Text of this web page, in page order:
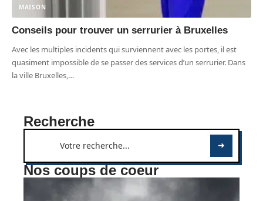
MAISON
Conseils pour trouver un serrurier à Bruxelles
Avec les multiples incidents qui surviennent avec les portes, il est
quasiment impossible de se passer des services d’un serrurier. Dans
la ville Bruxelles,…
Recherche
Nos coups de coeur